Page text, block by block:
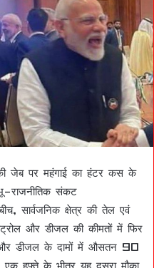
जेब पर महंगाई का हंटर कस के
भू-राजनीतिक संकट
क्षेत्र की तेल एवं
और डीजल की कीमतों में फिर
डीजल के दामों में औसतन 90
एक हफ्ते के भीतर यह दूसरा मौका